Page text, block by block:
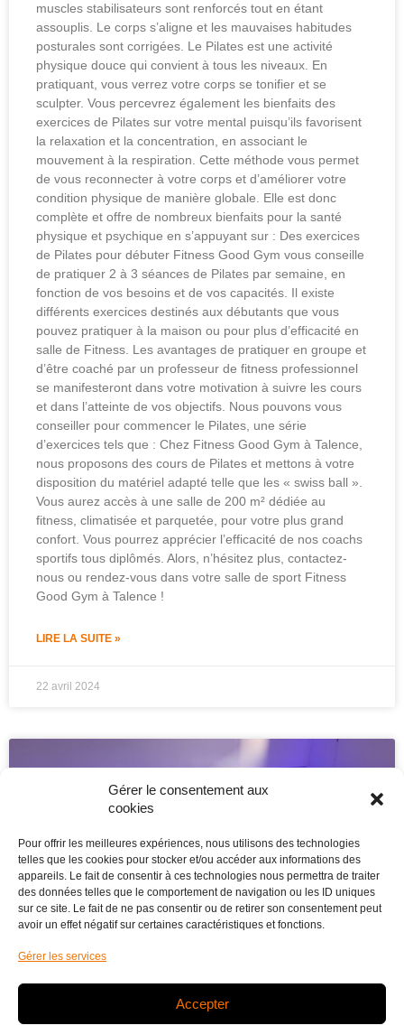
Gérer le consentement aux
cookies
Pour offrir les meilleures expériences, nous utilisons des technologies
telles que les cookies pour stocker et/ou accéder aux informations des
appareils. Le fait de consentir à ces technologies nous permettra de traiter
des données telles que le comportement de navigation ou les ID uniques
sur ce site. Le fait de ne pas consentir ou de retirer son consentement peut
avoir un effet négatif sur certaines caractéristiques et fonctions.
Gérer les services
Accepter
muscles stabilisateurs sont renforcés tout en étant
assouplis. Le corps s’aligne et les mauvaises habitudes
posturales sont corrigées. Le Pilates est une activité
physique douce qui convient à tous les niveaux. En
pratiquant, vous verrez votre corps se tonifier et se
sculpter. Vous percevrez également les bienfaits des
exercices de Pilates sur votre mental puisqu’ils favorisent
la relaxation et la concentration, en associant le
mouvement à la respiration. Cette méthode vous permet
de vous reconnecter à votre corps et d’améliorer votre
condition physique de manière globale. Elle est donc
complète et offre de nombreux bienfaits pour la santé
physique et psychique en s’appuyant sur : Des exercices
de Pilates pour débuter Fitness Good Gym vous conseille
de pratiquer 2 à 3 séances de Pilates par semaine, en
fonction de vos besoins et de vos capacités. Il existe
différents exercices destinés aux débutants que vous
pouvez pratiquer à la maison ou pour plus d’efficacité en
salle de Fitness. Les avantages de pratiquer en groupe et
d’être coaché par un professeur de fitness professionnel
se manifesteront dans votre motivation à suivre les cours
et dans l’atteinte de vos objectifs. Nous pouvons vous
conseiller pour commencer le Pilates, une série
d’exercices tels que : Chez Fitness Good Gym à Talence,
nous proposons des cours de Pilates et mettons à votre
disposition du matériel adapté telle que les « swiss ball ».
Vous aurez accès à une salle de 200 m² dédiée au
fitness, climatisée et parquetée, pour votre plus grand
confort. Vous pourrez apprécier l’efficacité de nos coachs
sportifs tous diplômés. Alors, n’hésitez plus, contactez-
nous ou rendez-vous dans votre salle de sport Fitness
Good Gym à Talence !
LIRE LA SUITE »
22 avril 2024
FAIRE DU SPORT EN PISCINE : QUELS
AVANTAGES POUR QUELLES